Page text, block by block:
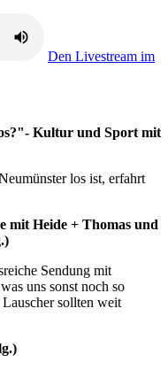
Den Livestream im
Kultur und Sport mit
los ist, erfahrt
mit Heide + Thomas und
Sendung mit
uns sonst noch so
sollten weit